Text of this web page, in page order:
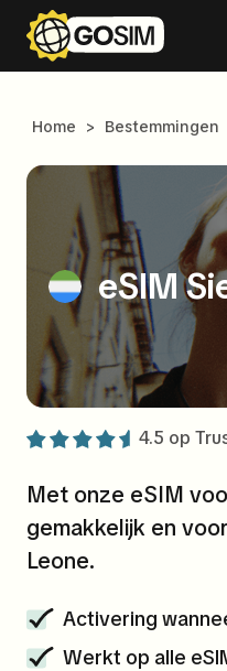
Home > Bestemmingen
eSIM
4.5 op
Met onze eSIM
gemakkelijk en
Leone.
Activering
Werkt op alle